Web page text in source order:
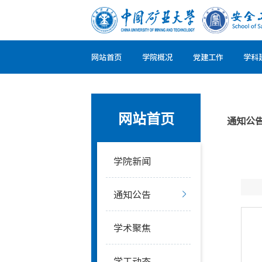
网站首页 学院概况 党建工作 学科
网站首页
学院新闻
通知公告
学术聚焦
通知公